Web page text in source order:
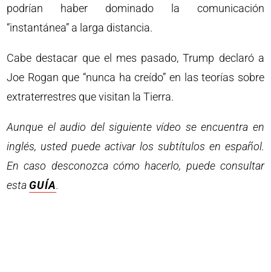
podrían haber dominado la comunicación
“instantánea” a larga distancia.
Cabe destacar que el mes pasado, Trump declaró a
Joe Rogan que “nunca ha creído” en las teorías sobre
extraterrestres que visitan la Tierra.
Aunque el audio del siguiente vídeo se encuentra en
inglés, usted puede activar los subtítulos en español.
En caso desconozca cómo hacerlo, puede consultar
esta GUÍA.